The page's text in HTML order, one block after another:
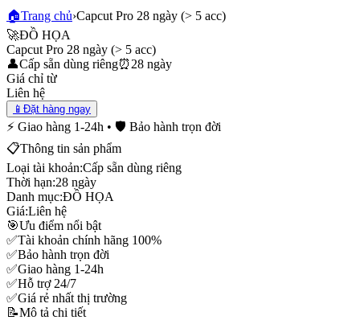
🏠Trang chủ›Capcut Pro 28 ngày (> 5 acc)
🚀ĐỒ HỌA
Capcut Pro 28 ngày (> 5 acc)
👤Cấp sẵn dùng riêng⏰ 28 ngày
Giá chỉ từ
Liên hệ
📱 Đặt hàng ngay
⚡ Giao hàng 1-24h • 🛡️ Bảo hành trọn đời
📋Thông tin sản phẩm
Loại tài khoản:Cấp sẵn dùng riêng
Thời hạn:28 ngày
Danh mục:ĐỒ HỌA
Giá:Liên hệ
🎯Ưu điểm nổi bật
✅Tài khoản chính hãng 100%
✅Bảo hành trọn đời
✅Giao hàng 1-24h
✅Hỗ trợ 24/7
✅Giá rẻ nhất thị trường
📝Mô tả chi tiết